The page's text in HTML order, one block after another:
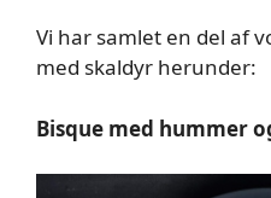
Vi har samlet en del af
med skaldyr herunder:
Bisque med hummer